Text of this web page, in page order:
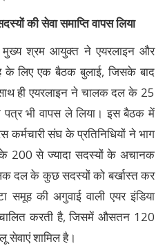
की सेवा समाप्ति वापस लिया
मुख्य श्रम आयुक्त ने एयरलाइन और
लिए एक बैठक बुलाई, जिसके बाद
ही एयरलाइन ने चालक दल के 25
पत्र भी वापस ले लिया। इस बैठक में
कर्मचारी संघ के प्रतिनिधियों ने भाग
200 से ज्‍यादा सदस्‍यों के अचानक
दल के कुछ सदस्‍यों को बर्खास्‍त कर
समूह की अगुवाई वाली एयर इंडिया
करती है, जिसमें औसतन 120
सेवाएं शामिल है।